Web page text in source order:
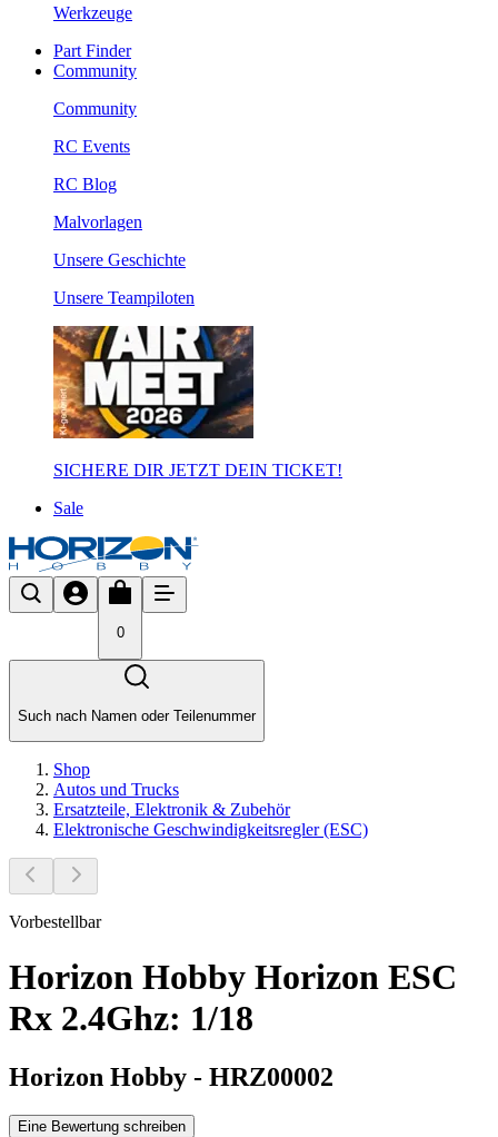
Werkzeuge
Part Finder
Community
Community
RC Events
RC Blog
Malvorlagen
Unsere Geschichte
Unsere Teampiloten
SICHERE DIR JETZT DEIN TICKET!
Sale
0
Such nach Namen oder Teilenummer
Shop
Autos und Trucks
Ersatzteile, Elektronik & Zubehör
Elektronische Geschwindigkeitsregler (ESC)
Vorbestellbar
Horizon Hobby Horizon ESC
Rx 2.4Ghz: 1/18
Horizon Hobby - HRZ00002
Eine Bewertung schreiben